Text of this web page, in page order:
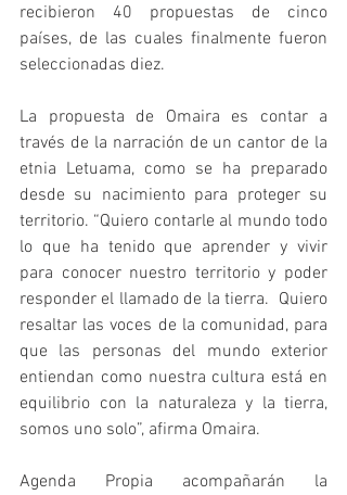
recibieron 40 propuestas de cinco
países, de las cuales finalmente fueron
seleccionadas diez.
La propuesta de Omaira es contar a
través de la narración de un cantor de la
etnia Letuama, como se ha preparado
desde su nacimiento para proteger su
territorio. “Quiero contarle al mundo todo
lo que ha tenido que aprender y vivir
para conocer nuestro territorio y poder
responder el llamado de la tierra.  Quiero
resaltar las voces de la comunidad, para
que las personas del mundo exterior
entiendan como nuestra cultura está en
equilibrio con la naturaleza y la tierra,
somos uno solo”, afirma Omaira.
Agenda Propia acompañarán la